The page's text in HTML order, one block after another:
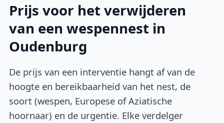
Prijs voor het verwijderen
van een wespennest in
Oudenburg
De prijs van een interventie hangt af van de
hoogte en bereikbaarheid van het nest, de
soort (wespen, Europese of Aziatische
hoornaar) en de urgentie. Elke verdelger